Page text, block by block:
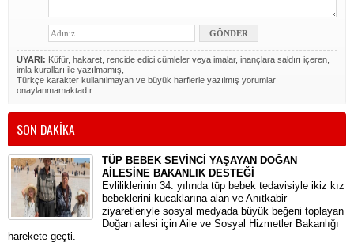
UYARI: Küfür, hakaret, rencide edici cümleler veya imalar, inançlara saldırı içeren,
imla kuralları ile yazılmamış,
Türkçe karakter kullanılmayan ve büyük harflerle yazılmış yorumlar
onaylanmamaktadır.
SON DAKİKA
TÜP BEBEK SEVİNCİ YAŞAYAN DOĞAN
AİLESİNE BAKANLIK DESTEĞİ
​Evliliklerinin 34. yılında tüp bebek tedavisiyle ikiz kız
bebeklerini kucaklarına alan ve Anıtkabir
ziyaretleriyle sosyal medyada büyük beğeni toplayan
Doğan ailesi için Aile ve Sosyal Hizmetler Bakanlığı
harekete geçti.